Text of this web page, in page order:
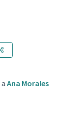
per: Municipi
Ana Morales